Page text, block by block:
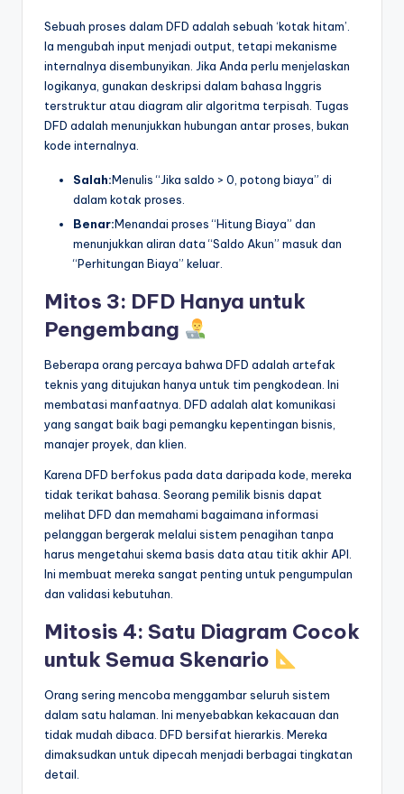
Sebuah proses dalam DFD adalah sebuah ‘kotak hitam’.
Ia mengubah input menjadi output, tetapi mekanisme
internalnya disembunyikan. Jika Anda perlu menjelaskan
logikanya, gunakan deskripsi dalam bahasa Inggris
terstruktur atau diagram alir algoritma terpisah. Tugas
DFD adalah menunjukkan hubungan antar proses, bukan
kode internalnya.
Salah:Menulis “Jika saldo > 0, potong biaya” di
dalam kotak proses.
Benar:Menandai proses “Hitung Biaya” dan
menunjukkan aliran data “Saldo Akun” masuk dan
“Perhitungan Biaya” keluar.
Mitos 3: DFD Hanya untuk
Pengembang
Beberapa orang percaya bahwa DFD adalah artefak
teknis yang ditujukan hanya untuk tim pengkodean. Ini
membatasi manfaatnya. DFD adalah alat komunikasi
yang sangat baik bagi pemangku kepentingan bisnis,
manajer proyek, dan klien.
Karena DFD berfokus pada data daripada kode, mereka
tidak terikat bahasa. Seorang pemilik bisnis dapat
melihat DFD dan memahami bagaimana informasi
pelanggan bergerak melalui sistem penagihan tanpa
harus mengetahui skema basis data atau titik akhir API.
Ini membuat mereka sangat penting untuk pengumpulan
dan validasi kebutuhan.
Mitosis 4: Satu Diagram Cocok
untuk Semua Skenario
Orang sering mencoba menggambar seluruh sistem
dalam satu halaman. Ini menyebabkan kekacauan dan
tidak mudah dibaca. DFD bersifat hierarkis. Mereka
dimaksudkan untuk dipecah menjadi berbagai tingkatan
detail.